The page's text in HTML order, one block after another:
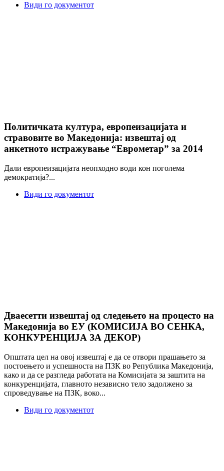
Види го документот
Политичката култура, европеизацијата и
стравовите во Македонија: извештај од
анкетното истражување “Еврометар” за 2014
Дали европеизацијата неопходно води кон поголема
демократија?...
Види го документот
Дваесетти извештај од следењето на процесто на
Македонија во ЕУ (КОМИСИЈА ВО СЕНКА,
КОНКУРЕНЦИЈА ЗА ДЕКОР)
Општата цел на овој извештај е да се отвори прашањето за
постоењето и успешноста на ПЗК во Република Македонија,
како и да се разгледа работата на Комисијата за заштита на
конкуренцијата, главното независно тело задолжено за
спроведување на ПЗК, воко...
Види го документот